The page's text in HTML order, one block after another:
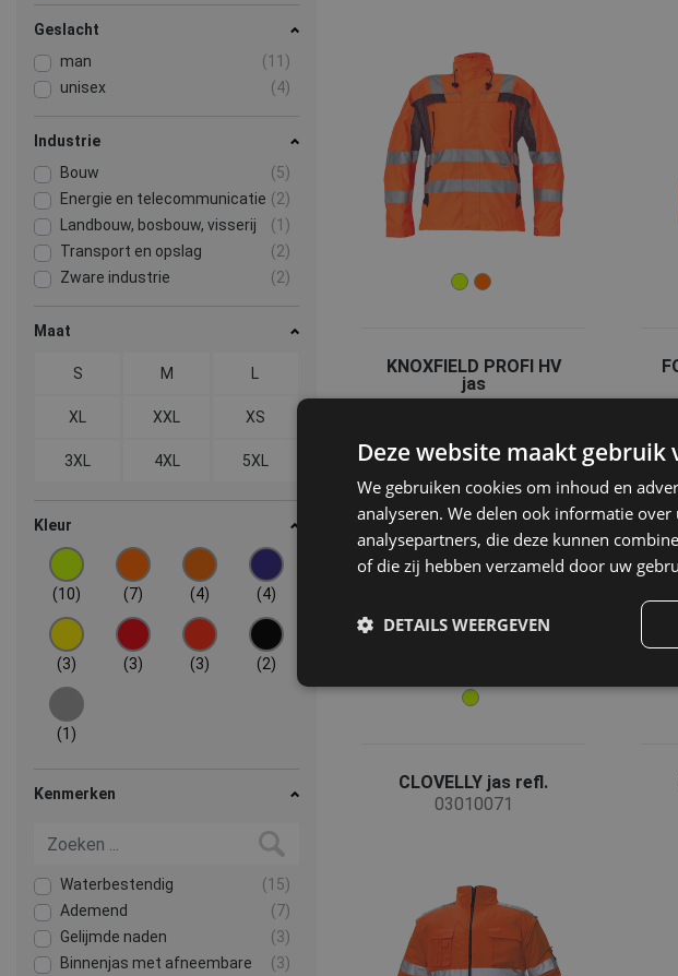
Geslacht
man
(11)
unisex
(4)
Industrie
Bouw
(5)
Energie en telecommunicatie (2)
Landbouw, bosbouw, visserij
(1)
Transport en opslag
(2)
Zware industrie
(2)
Maat
S M L
XL XXL XS
3XL 4XL 5XL
Kleur
(10) (7) (4) (4)
(3) (3) (3) (2)
(1)
Kenmerken
Waterbestendig
(15)
Ademend
(7)
Gelijmde naden
(3)
Binnenjas met afneembare
(3)
KNOXFIELD PROFI HV
jas
03010541
CLOVELLY jas refl.
03010071
Deze website maakt gebruik
We gebruiken cookies om inhoud en
analyseren. We delen ook informatie
analysepartners, die deze kunnen
of die zij hebben verzameld door uw
DETAILS WEERGEVEN